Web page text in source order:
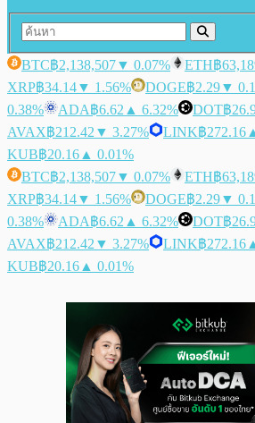
BTC฿2,138,507▼ 0.07% ETH฿
XRP฿34.14▼ 1.56% DOGE฿2.29▼
0.38%
ADA฿6.62 ▲ 6.32% DOT฿
AVAX฿212.42 ▼ 3.27% LINK฿272.16
KUB฿20.16 ▲ 0.01%
BTC฿2,138,507▼ 0.07% ETH฿
XRP฿34.14▼ 1.56% DOGE฿2.29▼
0.38%
ADA฿6.62 ▲ 6.32% DOT฿
AVAX฿212.42 ▼ 3.27% LINK฿272.16
KUB฿20.16 ▲ 0.01%